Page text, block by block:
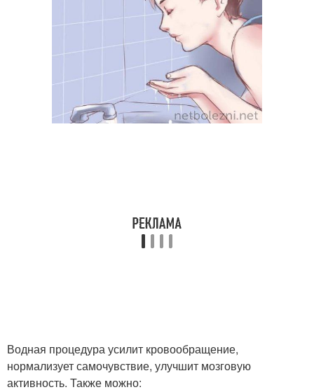
Водная процедура усилит кровообращение,
нормализует самочувствие, улучшит мозговую
активность. Также можно: